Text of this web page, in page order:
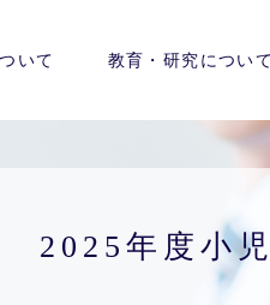
いて 教育・研究について
年度小児